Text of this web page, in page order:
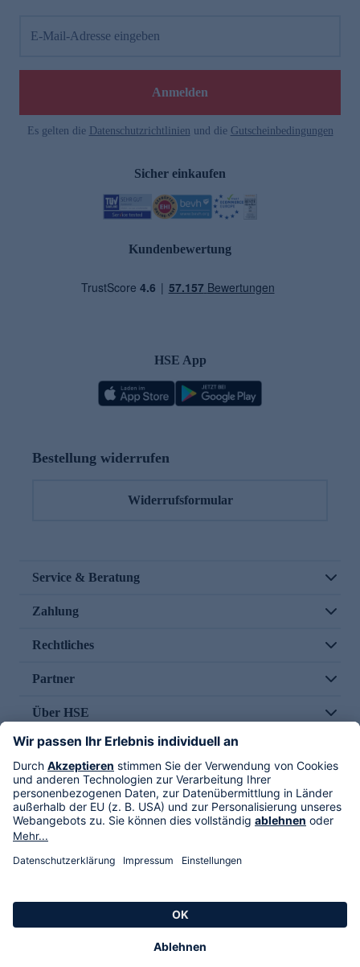
E-Mail-Adresse eingeben
Anmelden
Es gelten die Datenschutzrichtlinien und die Gutscheinbedingungen
Sicher einkaufen
Kundenbewertung
HSE App
Bestellung widerrufen
Widerrufsformular
Service & Beratung
Zahlung
Rechtliches
Partner
Über HSE
Im TV
HSE International